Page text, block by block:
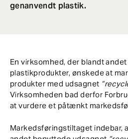
genanvendt plastik.
En virksomhed, der blandt
plastikprodukter, ønskede at
produkter med udsagnet
Virksomheden bad derfor
at vurdere et påtænkt
Markedsføringstiltaget indebar,